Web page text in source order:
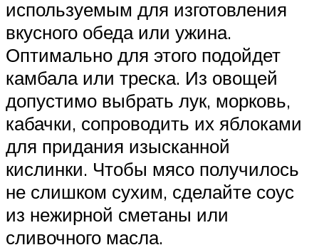
используемым для изготовления
вкусного обеда или ужина.
Оптимально для этого подойдет
камбала или треска. Из овощей
допустимо выбрать лук, морковь,
кабачки, сопроводить их яблоками
для придания изысканной
кислинки. Чтобы мясо получилось
не слишком сухим, сделайте соус
из нежирной сметаны или
сливочного масла.